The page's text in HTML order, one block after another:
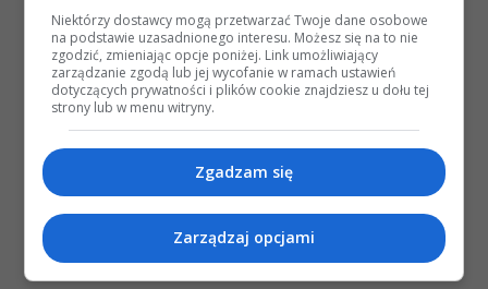
Niektórzy dostawcy mogą przetwarzać Twoje dane osobowe
na podstawie uzasadnionego interesu. Możesz się na to nie
zgodzić, zmieniając opcje poniżej. Link umożliwiający
zarządzanie zgodą lub jej wycofanie w ramach ustawień
dotyczących prywatności i plików cookie znajdziesz u dołu tej
strony lub w menu witryny.
Zgadzam się
Zarządzaj opcjami